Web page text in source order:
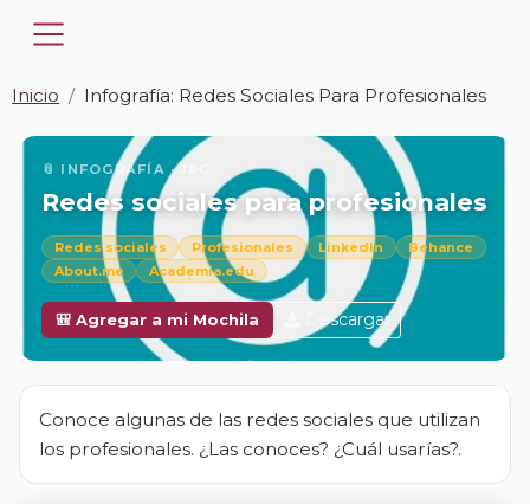
Inicio Infografía: Redes Sociales Para Profesionales
📎 INFOGRAFÍA · JPG
Redes sociales para profesionales
Redes sociales Profesionales LinkedIn
Behance
About.me
Academia.edu
🎒 Agregar a mi Mochila Descargar
Conoce algunas de las redes sociales que utilizan
los profesionales. ¿Las conoces? ¿Cuál usarías?.